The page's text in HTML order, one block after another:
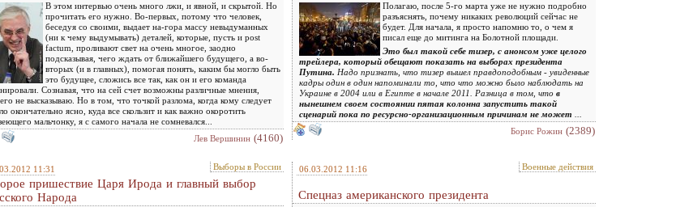
В этом интервью очень много лжи, и явной, и скрытой. Но
прочитать его нужно. Во-первых, потому что человек,
беседуя со своими, выдает на-гора массу невыдуманных
(ни к чему выдумывать) деталей, которые, пусть и post
factum, проливают свет на очень многое, заодно
подсказывая, чего ждать от ближайшего будущего, а во-
вторых (и в главных), помогая понять, каким бы могло быть
это будущее, сложись все так, как он и его команда
Сознавая, что на сей счет возможны различные мнения,
не высказываю. Но в том, что точкой разлома, когда кому следует
окончательно ясно, куда все скользит и как важно окоротить
мальчонку, я с самого начала не сомневался...
Лев Вершинин (4160)
Полагаю, после 5-го марта уже не нужно подробно
разъяснять, почему никаких революций сейчас не
будет. Для начала, я просто напомню то, о чем я
писал еще до митинга на Болотной площади.
Это был такой себе тизер, с анонсом уже целого
трейлера, который обещают показать на выборах президента
Путина. Надо признать, что тизер вышел правдоподобным - увиденные
кадры один в один напоминали то, что что можно было наблюдать на
Украине в 2004 или в Египте в начале 2011. Разница в том, что в
нынешнем своем состоянии пятая колонна запустить такой
сценарий пока по ресурсно-организационным причинам не может
Борис Рожин (2389)
11:31 Выборы в России
пришествие Царя Ирода и главный выбор
Народа
06.03.2012 11:16 Военные действия
Спецназ американского президента